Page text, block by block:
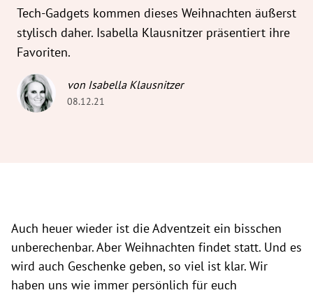
Untermenü
Tech-Gadgets kommen dieses Weihnachten äußerst
stylisch daher. Isabella Klausnitzer präsentiert ihre
Favoriten.
von Isabella Klausnitzer
08.12.21
Auch heuer wieder ist die Adventzeit ein bisschen
unberechenbar. Aber Weihnachten findet statt. Und es
wird auch Geschenke geben, so viel ist klar. Wir
haben uns wie immer persönlich für euch